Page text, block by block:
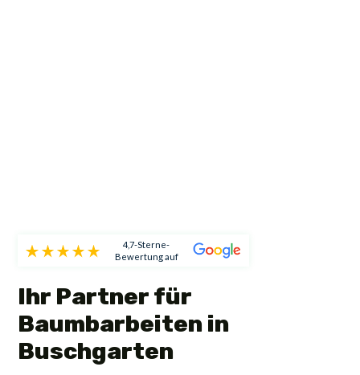
4,7-Sterne-
Bewertung auf
Ihr Partner für
Baumbarbeiten in
Buschgarten